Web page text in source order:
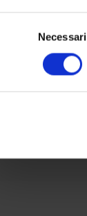
Necessari